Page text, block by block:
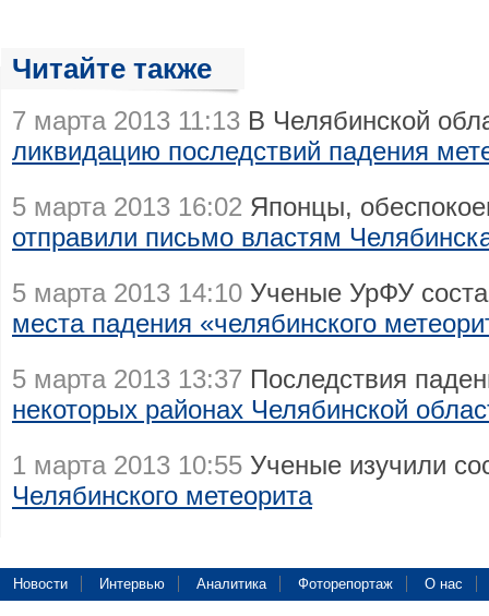
Читайте также
7 марта 2013 11:13 В Челябинской
ликвидацию последствий падения
5 марта 2013 16:02 Японцы,
отправили письмо властям
5 марта 2013 14:10 Ученые УрФУ
места падения «челябинского
5 марта 2013 13:37 Последствия
некоторых районах Челябинской
1 марта 2013 10:55 Ученые изучили
Челябинского метеорита
Новости Интервью Аналитика Фоторепортаж О нас